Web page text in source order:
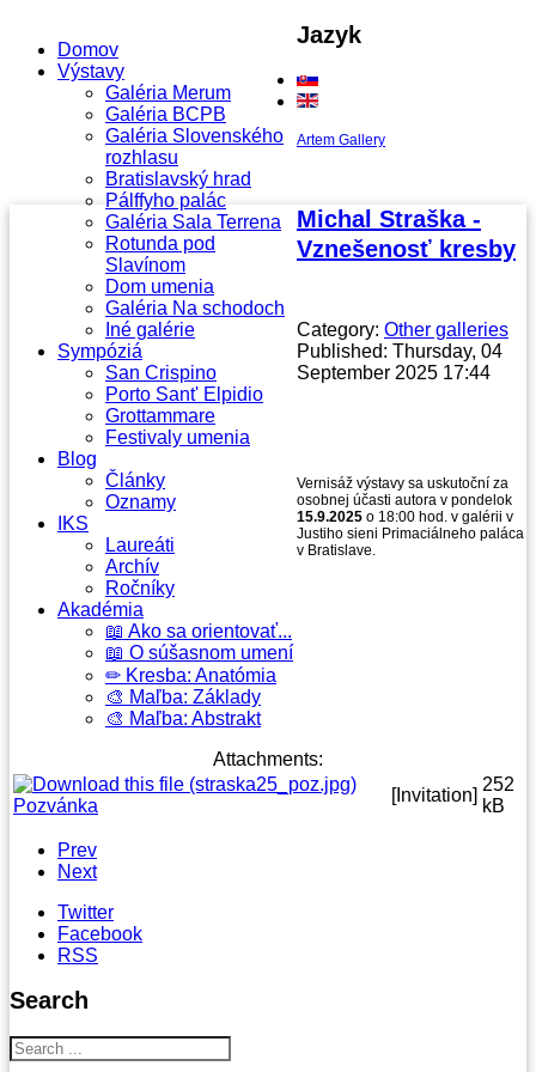
Domov
Výstavy
Galéria Merum
Galéria BCPB
Galéria Slovenského
rozhlasu
Bratislavský hrad
Pálffyho palác
Galéria Sala Terrena
Rotunda pod
Slavínom
Dom umenia
Galéria Na schodoch
Iné galérie
Sympóziá
San Crispino
Porto Sant' Elpidio
Grottammare
Festivaly umenia
Blog
Články
Oznamy
IKS
Laureáti
Archív
Ročníky
Akadémia
📖 Ako sa orientovať...
📖 O súšasnom umení
✏ Kresba: Anatómia
🎨 Maľba: Základy
🎨 Maľba: Abstrakt
Jazyk
Artem Gallery
Michal Straška -
Vznešenosť kresby
Category: Other galleries
Published: Thursday, 04
September 2025 17:44
Vernisáž výstavy sa uskutoční za
osobnej účasti autora v pondelok
15.9.2025 o 18:00 hod. v galérii v
Justiho sieni Primaciálneho paláca
v Bratislave.
Attachments:
Pozvánka
[Invitation]
252
kB
Prev
Next
Twitter
Facebook
RSS
Search